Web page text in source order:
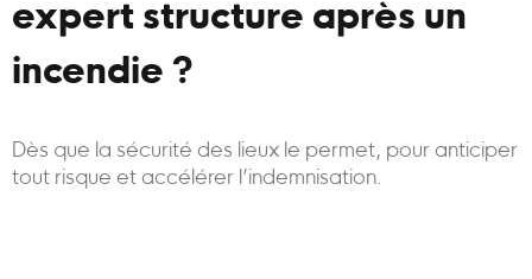
expert structure après un
incendie ?
Dès que la sécurité des lieux le permet, pour anticiper
tout risque et accélérer l’indemnisation.